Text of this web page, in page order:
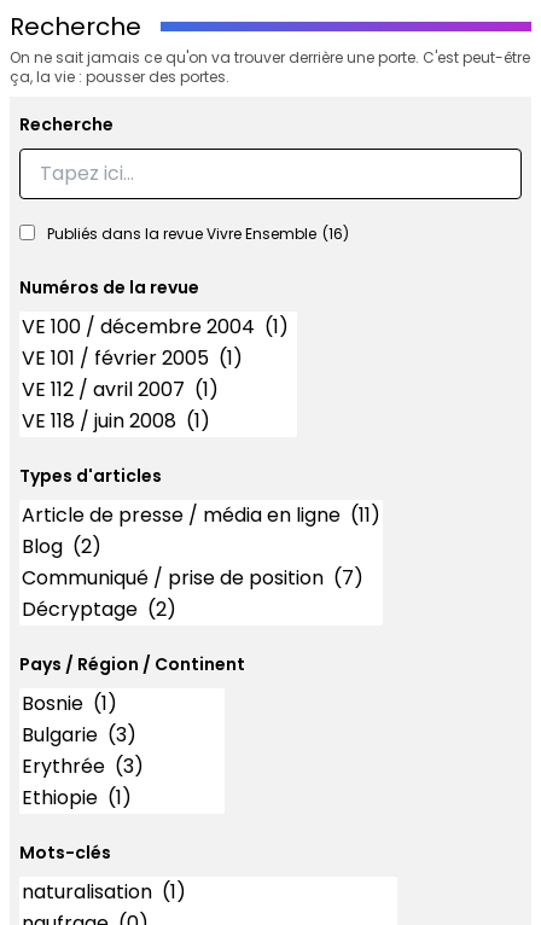
Recherche
On ne sait jamais ce qu'on va trouver derrière une porte. C'est peut-être
ça, la vie : pousser des portes.
Recherche
Recherche
Publiés dans la revue Vivre Ensemble (16)
Numéros de la revue
Numéros
Types d'articles
Types d'articles
Pays / Région / Continent
Mots-clés
Mots-clés